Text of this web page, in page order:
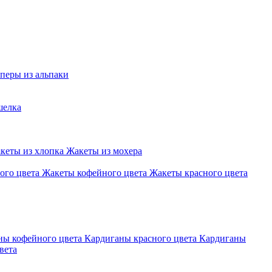
из альпаки
из хлопка Жакеты из мохера
цвета Жакеты кофейного цвета Жакеты красного цвета
кофейного цвета Кардиганы красного цвета Кардиганы